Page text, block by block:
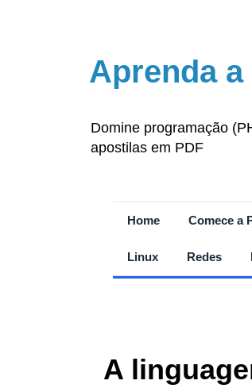
Aprenda
Domine programação
apostilas em PDF
Home Comece a
Linux Redes
A